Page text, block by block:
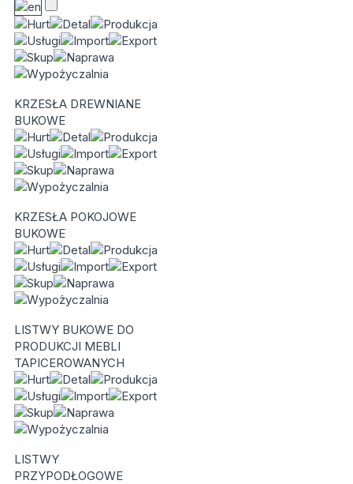
KRZESŁA DREWNIANE
BUKOWE
KRZESŁA POKOJOWE
BUKOWE
LISTWY BUKOWE DO
PRODUKCJI MEBLI
TAPICEROWANYCH
LISTWY
PRZYPODŁOGOWE